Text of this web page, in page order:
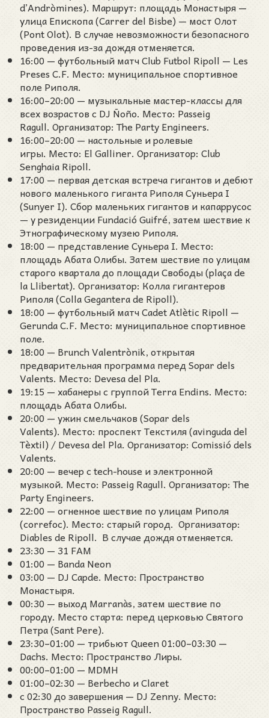
d’Andròmines). Маршрут: площадь Монастыря —
улица Епископа (Carrer del Bisbe) — мост Олот
(Pont Olot). В случае невозможности безопасного
проведения из-за дождя отменяется.
16:00 — футбольный матч Club Futbol Ripoll — Les
Preses C.F. Место: муниципальное спортивное
поле Риполя.
16:00–20:00 — музыкальные мастер-классы для
всех возрастов с DJ Ñoño. Место: Passeig
Ragull. Организатор: The Party Engineers.
16:00–20:00 — настольные и ролевые
игры. Место: El Galliner. Организатор: Club
Senghaia Ripoll.
17:00 — первая детская встреча гигантов и дебют
нового маленького гиганта Риполя Суньера I
(Sunyer I). Сбор маленьких гигантов и капаррусос
— у резиденции Fundació Guifré, затем шествие к
Этнографическому музею Риполя.
18:00 — представление Суньера I. Место:
площадь Абата Олибы. Затем шествие по улицам
старого квартала до площади Свободы (plaça de
la Llibertat). Организатор: Колла гигантеров
Риполя (Colla Gegantera de Ripoll).
18:00 — футбольный матч Cadet Atlètic Ripoll —
Gerunda C.F. Место: муниципальное спортивное
поле.
18:00 — Brunch Valentrònik, открытая
предварительная программа перед Sopar dels
Valents. Место: Devesa del Pla.
19:15 — хабанеры с группой Terra Endins. Место:
площадь Абата Олибы.
20:00 — ужин смельчаков (Sopar dels
Valents). Место: проспект Текстиля (avinguda del
Tèxtil) / Devesa del Pla. Организатор: Comissió dels
Valents.
20:00 — вечер с tech-house и электронной
музыкой. Место: Passeig Ragull. Организатор: The
Party Engineers.
22:00 — огненное шествие по улицам Риполя
(correfoc). Место: старый город. Организатор:
Diables de Ripoll. В случае дождя отменяется.
23:30 — 31 FAM
01:00 — Banda Neon
03:00 — DJ Capde. Место: Пространство
Монастыря.
00:30 — выход Marranàs, затем шествие по
городу. Место старта: перед церковью Святого
Петра (Sant Pere).
23:30–01:00 — трибьют Queen 01:00–03:30 —
Dachs. Место: Пространство Лиры.
00:00–01:00 — MDMH
01:00–02:30 — Berbecho и Claret
с 02:30 до завершения — DJ Zenny. Место:
Пространство Passeig Ragull.